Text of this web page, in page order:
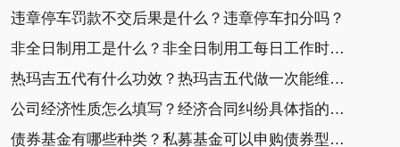
违章停车罚款不交后果是什么？违章停车扣分吗？
非全日制用工是什么？非全日制用工每日工作时间不
热玛吉五代有什么功效？热玛吉五代做一次能维持多
公司经济性质怎么填写？经济合同纠纷具体指的是什
债券基金有哪些种类？私募基金可以申购债券型基金